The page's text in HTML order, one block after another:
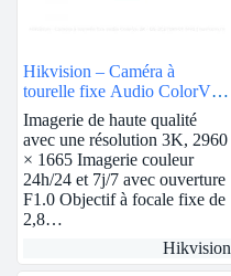
Hikvision – Caméra à
tourelle fixe Audio ColorVu
3K | DS-2CE70KF0T-MFS
Imagerie de haute qualité
avec une résolution 3K, 2960
× 1665 Imagerie couleur
24h/24 et 7j/7 avec ouverture
F1.0 Objectif à focale fixe de
2,8…
Hikvision